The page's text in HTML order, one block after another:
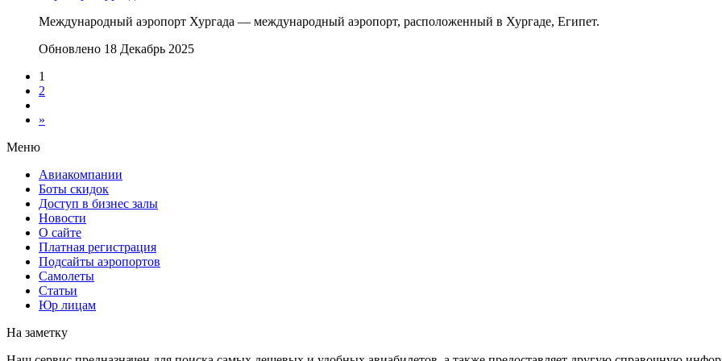
Международный аэропорт Хургада — международный аэропорт, расположенный в Хургаде, Египет.
Обновлено 18 Декабрь 2025
1
2
»
Меню
Авиакомпании
Боты скидок
Доступ в бизнес залы
Новости
О сайте
Платная регистрация
Подсайты аэропортов
Самолеты
Статьи
Юр лицам
На заметку